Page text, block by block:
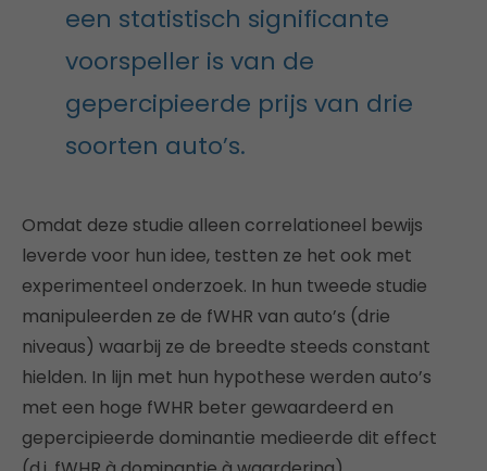
een statistisch significante
voorspeller is van de
gepercipieerde prijs van drie
soorten auto’s.
Omdat deze studie alleen correlationeel bewijs
leverde voor hun idee, testten ze het ook met
experimenteel onderzoek. In hun tweede studie
manipuleerden ze de fWHR van auto’s (drie
niveaus) waarbij ze de breedte steeds constant
hielden. In lijn met hun hypothese werden auto’s
met een hoge fWHR beter gewaardeerd en
gepercipieerde dominantie medieerde dit effect